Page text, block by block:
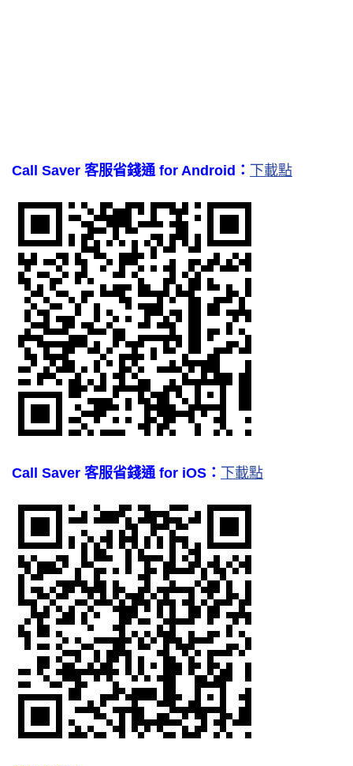
Call Saver 客服省錢通 for Android： 下載點
Call Saver 客服省錢通 for iOS： 下載點